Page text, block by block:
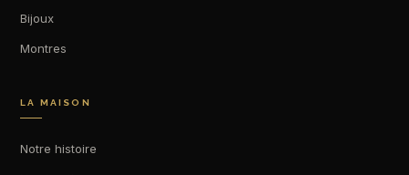
Bijoux
Montres
LA MAISON
Notre histoire